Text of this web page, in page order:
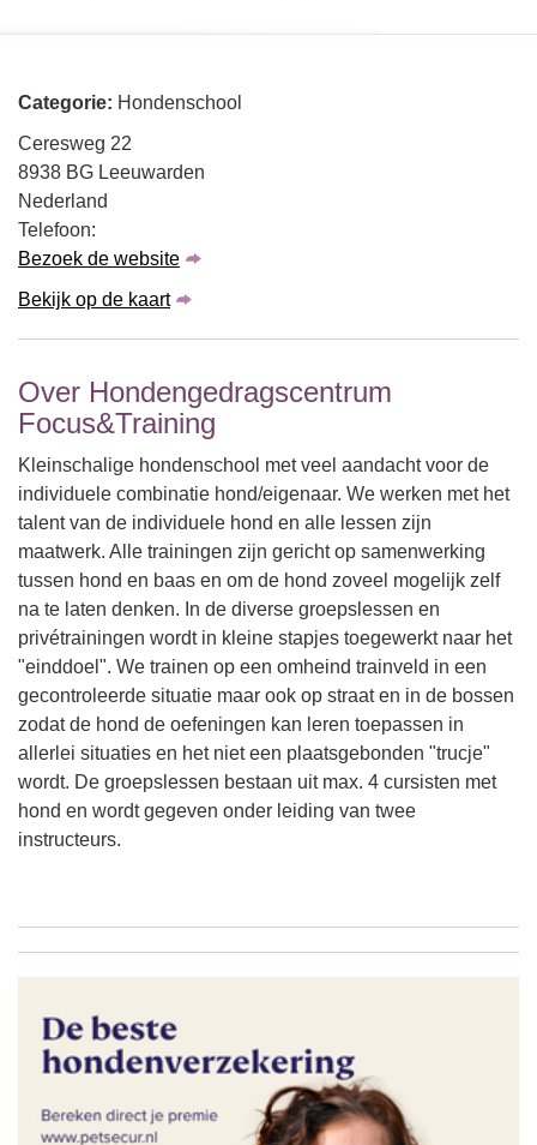
Categorie: Hondenschool
Ceresweg 22
8938 BG Leeuwarden
Nederland
Telefoon:
Bezoek de website
Bekijk op de kaart
Over Hondengedragscentrum
Focus&Training
Kleinschalige hondenschool met veel aandacht voor de
individuele combinatie hond/eigenaar. We werken met het
talent van de individuele hond en alle lessen zijn
maatwerk. Alle trainingen zijn gericht op samenwerking
tussen hond en baas en om de hond zoveel mogelijk zelf
na te laten denken. In de diverse groepslessen en
privétrainingen wordt in kleine stapjes toegewerkt naar het
"einddoel". We trainen op een omheind trainveld in een
gecontroleerde situatie maar ook op straat en in de bossen
zodat de hond de oefeningen kan leren toepassen in
allerlei situaties en het niet een plaatsgebonden "trucje"
wordt. De groepslessen bestaan uit max. 4 cursisten met
hond en wordt gegeven onder leiding van twee
instructeurs.